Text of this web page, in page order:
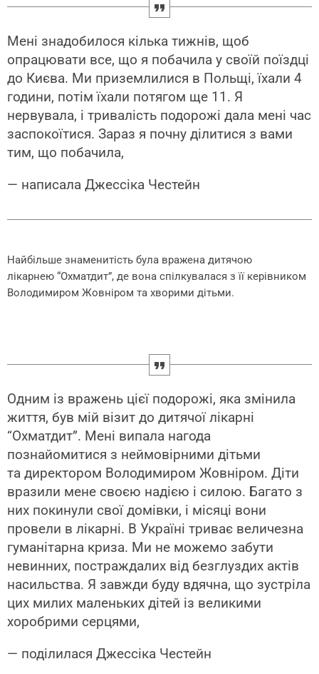
Мені знадобилося кілька тижнів, щоб
опрацювати все, що я побачила у своїй поїздці
до Києва. Ми приземлилися в Польщі, їхали 4
години, потім їхали потягом ще 11. Я
нервувала, і тривалість подорожі дала мені час
заспокоїтися. Зараз я почну ділитися з вами
тим, що побачила,
— написала Джессіка Честейн
Найбільше знаменитість була вражена дитячою
лікарнею “Охматдит”, де вона спілкувалася з її керівником
Володимиром Жовніром та хворими дітьми.
Одним із вражень цієї подорожі, яка змінила
життя, був мій візит до дитячої лікарні
“Охматдит”. Мені випала нагода
познайомитися з неймовірними дітьми
та директором Володимиром Жовніром. Діти
вразили мене своєю надією і силою. Багато з
них покинули свої домівки, і місяці вони
провели в лікарні. В Україні триває величезна
гуманітарна криза. Ми не можемо забути
невинних, постраждалих від безглуздих актів
насильства. Я завжди буду вдячна, що зустріла
цих милих маленьких дітей із великими
хоробрими серцями,
— поділилася Джессіка Честейн